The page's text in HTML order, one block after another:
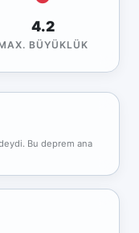
4.2
BÜYÜKLÜK
Bu deprem ana